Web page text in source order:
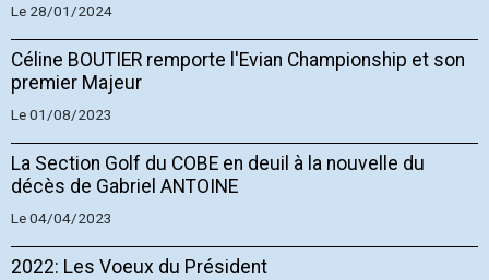
Le 28/01/2024
Céline BOUTIER remporte l'Evian Championship et son
premier Majeur
Le 01/08/2023
La Section Golf du COBE en deuil à la nouvelle du
décès de Gabriel ANTOINE
Le 04/04/2023
2022: Les Voeux du Président